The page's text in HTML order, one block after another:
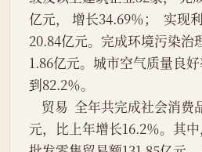
亿元， 增长34.69％；  实现
20.84亿元。完成环境污染治
1.86亿元。城市空气质量良
到82.2％。
元，比上年增长16.2％。其中